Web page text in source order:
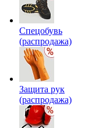
Спецобувь
(распродажа)
Защита рук
(распродажа)